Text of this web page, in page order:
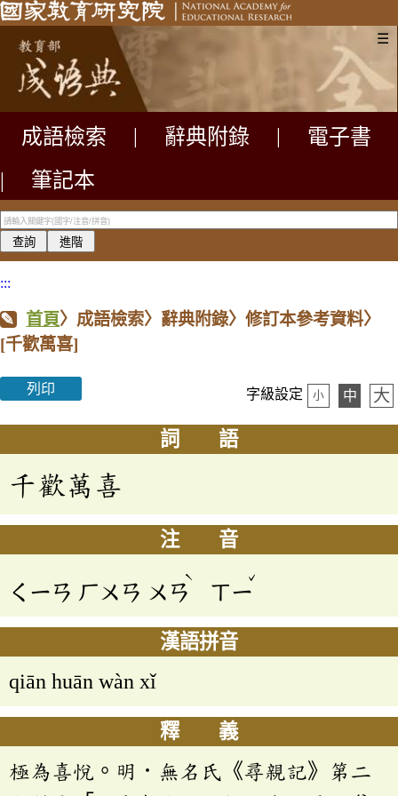
☰
成語檢索 辭典附錄
電子書
|
筆記本
:::
首頁〉成語檢索〉辭典附錄〉修訂本參考資料〉
[千歡萬喜]
列印 字級設定 小 中 大
詞 語
千歡萬喜
注 音
ㄑㄧㄢ ㄏㄨㄢ ㄨㄢ
ˋ
ㄒㄧ
ˇ
漢語拼音
qiān huān wàn xǐ
釋 義
極為喜悅。明．無名氏《尋親記》第二